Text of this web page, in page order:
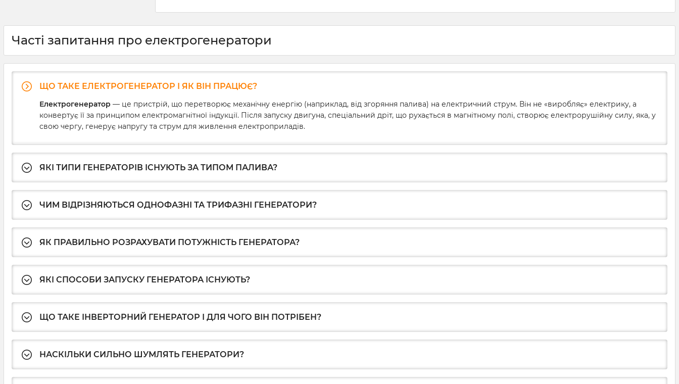
правильно його встановити та
Розбираємося, як підключити
генератор до будинку.
за потужністю, щоб
переплачувати.
важливих приладів — котлів і
проблемою, вам слід знати, що
має бутигенератор для
кав’ярні.
Часті запитання про електрогенератори
ЩО ТАКЕ ЕЛЕКТРОГЕНЕРАТОР І ЯК ВІН ПРАЦЮЄ?
Електрогенератор — це пристрій, що перетворює механічну енергію (наприклад, від згоряння палива) на електричний струм. Він не «виробляє» електрику, а
конвертує її за принципом електромагнітної індукції. Після запуску двигуна, спеціальний дріт, що рухається в магнітному полі, створює електрорушійну силу, яка, у
свою чергу, генерує напругу та струм для живлення електроприладів.
ЯКІ ТИПИ ГЕНЕРАТОРІВ ІСНУЮТЬ ЗА ТИПОМ ПАЛИВА?
ЧИМ ВІДРІЗНЯЮТЬСЯ ОДНОФАЗНІ ТА ТРИФАЗНІ ГЕНЕРАТОРИ?
ЯК ПРАВИЛЬНО РОЗРАХУВАТИ ПОТУЖНІСТЬ ГЕНЕРАТОРА?
ЯКІ СПОСОБИ ЗАПУСКУ ГЕНЕРАТОРА ІСНУЮТЬ?
ЩО ТАКЕ ІНВЕРТОРНИЙ ГЕНЕРАТОР І ДЛЯ ЧОГО ВІН ПОТРІБЕН?
НАСКІЛЬКИ СИЛЬНО ШУМЛЯТЬ ГЕНЕРАТОРИ?